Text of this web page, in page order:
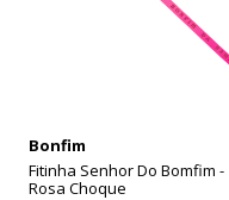
Bonfim
Fitinha Senhor Do Bomfim -
Rosa Choque